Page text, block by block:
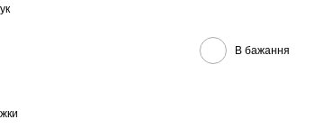
В бажання